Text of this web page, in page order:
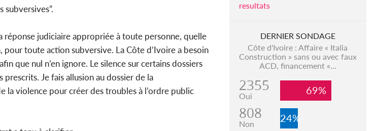
judiciaire appropriée à toute personne, quelle
pour toute action subversive. La Côte d’Ivoire a besoin
que nul n’en ignore. Le silence sur certains dossiers
prescrits. Je fais allusion au dossier de la
la violence pour créer des troubles à l’ordre public
resultats
DERNIER SONDAGE
Côte d'Ivoire : Affaire « Italia
Construction » sans ou avec faux
ACD, financement «...
2355
Oui 69%
808
Non 24%